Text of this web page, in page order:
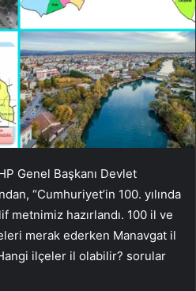
Genel Başkanı Devlet
“Cumhuriyet’in 100. yılında
metnimiz hazırlandı. 100 il ve
merak ederken Manavgat il
ilçeler il olabilir? sorular